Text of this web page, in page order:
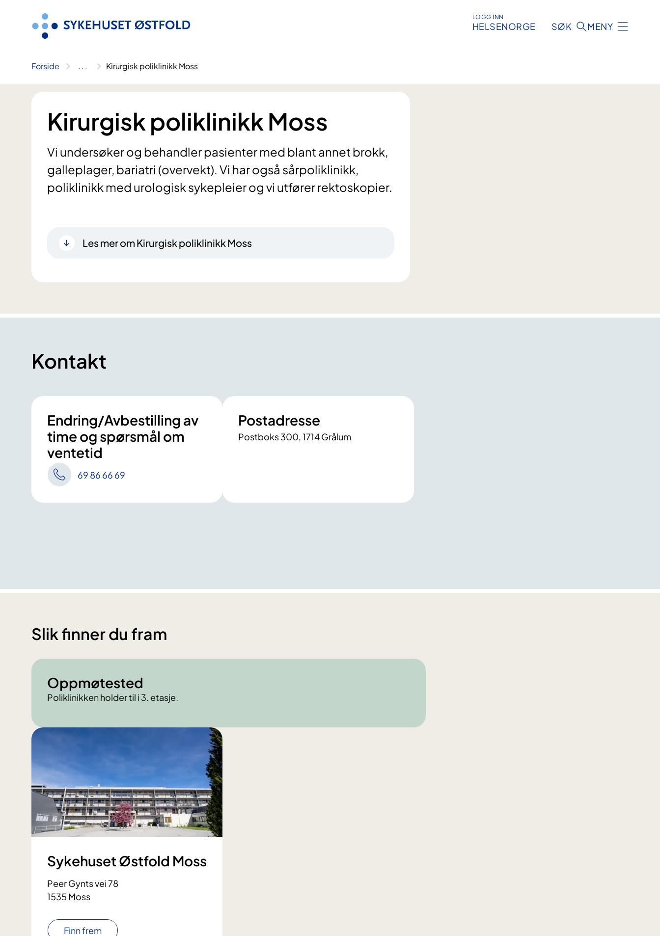
LOGG INN
HELSENORGE SØK MENY
Forside .. . Kirurgisk poliklinikk Moss
Kirurgisk poliklinikk Moss
Vi undersøker og behandler pasienter med blant annet brokk,
galleplager, bariatri (overvekt). Vi har også sårpoliklinikk,
poliklinikk med urologisk sykepleier og vi utfører rektoskopier.
Les mer om Kirurgisk poliklinikk Moss
Kontakt
Endring/Avbestilling av
time og spørsmål om
ventetid
69 86 66 69
Postadresse
Postboks 300, 1714 Grålum
Slik finner du fram
Oppmøtested
Poliklinikken holder til i 3. etasje.
Sykehuset Østfold Moss
Peer Gynts vei 78
1535 Moss
Finn frem